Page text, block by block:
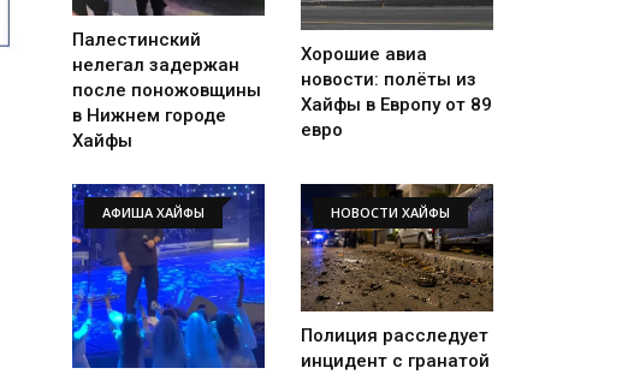
Палестинский
нелегал задержан
после поножовщины
в Нижнем городе
Хайфы
Хорошие авиа
новости: полёты из
Хайфы в Европу от 89
евро
АФИША ХАЙФЫ НОВОСТИ ХАЙФЫ
Полиция расследует
инцидент с гранатой